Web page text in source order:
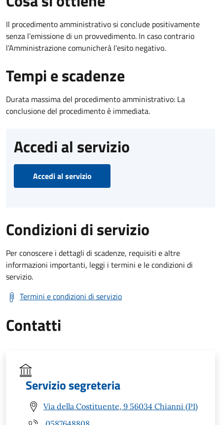
Il procedimento amministrativo si conclude positivamente
senza l’emissione di un provvedimento. In caso contrario
l’Amministrazione comunicherà l’esito negativo.
Tempi e scadenze
Durata massima del procedimento amministrativo: La
conclusione del procedimento è immediata.
Accedi al servizio
Accedi al servizio
Condizioni di servizio
Per conoscere i dettagli di scadenze, requisiti e altre
informazioni importanti, leggi i termini e le condizioni di
servizio.
Termini e condizioni di servizio
Contatti
Servizio segreteria
Via della Costituente, 9 56034 Chianni (PI)